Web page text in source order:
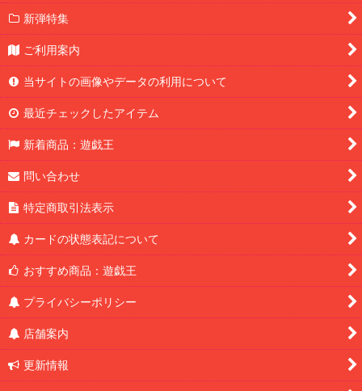
新弾特集
ご利用案内
当サイトの画像やデータの利用について
最近チェックしたアイテム
新着商品：遊戯王
問い合わせ
特定商取引法表示
カードの状態表記について
おすすめ商品：遊戯王
プライバシーポリシー
店舗案内
更新情報